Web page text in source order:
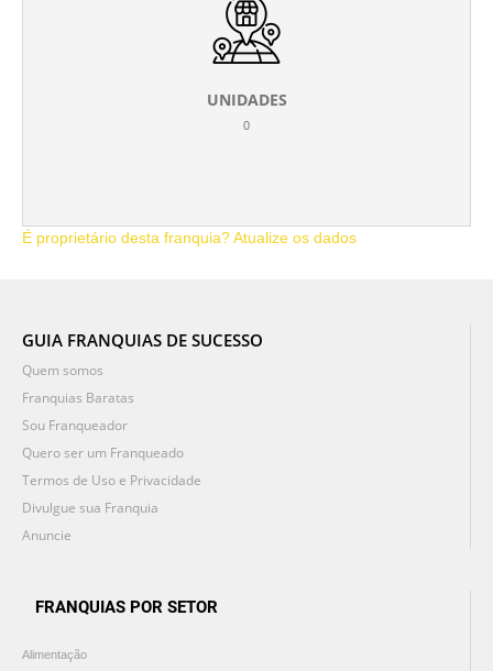
UNIDADES
0
É proprietário desta franquia? Atualize os dados
GUIA FRANQUIAS DE SUCESSO
Quem somos
Franquias Baratas
Sou Franqueador
Quero ser um Franqueado
Termos de Uso e Privacidade
Divulgue sua Franquia
Anuncie
FRANQUIAS POR SETOR
Alimentação